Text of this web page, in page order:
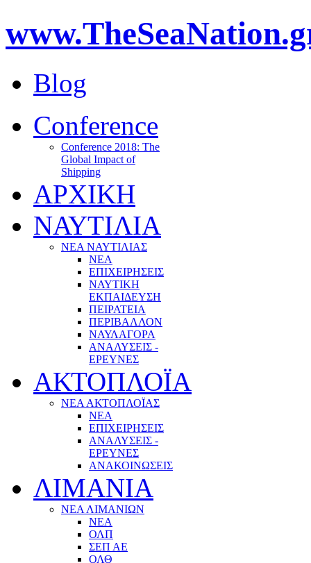
Blog
Conference
Conference 2018: The
Global Impact of
Shipping
ΑΡΧΙΚΗ
ΝΑΥΤΙΛΙΑ
ΝΕΑ ΝΑΥΤΙΛΙΑΣ
ΝΕΑ
ΕΠΙΧΕΙΡΗΣΕΙΣ
ΝΑΥΤΙΚΗ
ΕΚΠΑΙΔΕΥΣΗ
ΠΕΙΡΑΤΕΙΑ
ΠΕΡΙΒΑΛΛΟΝ
ΝΑΥΛΑΓΟΡΑ
ΑΝΑΛΥΣΕΙΣ -
ΕΡΕΥΝΕΣ
ΑΚΤΟΠΛΟΪΑ
ΝΕΑ ΑΚΤΟΠΛΟΪΑΣ
ΝΕΑ
ΕΠΙΧΕΙΡΗΣΕΙΣ
ΑΝΑΛΥΣΕΙΣ -
ΕΡΕΥΝΕΣ
ΑΝΑΚΟΙΝΩΣΕΙΣ
ΛΙΜΑΝΙΑ
ΝΕΑ ΛΙΜΑΝΙΩΝ
ΝΕΑ
ΟΛΠ
ΣΕΠ ΑΕ
ΟΛΘ